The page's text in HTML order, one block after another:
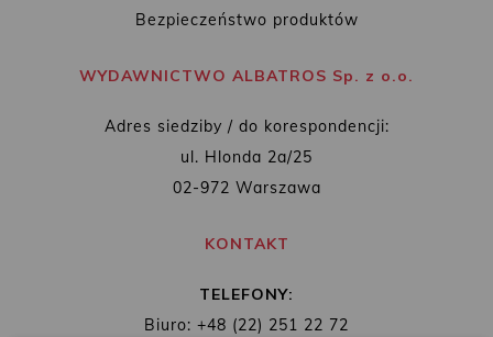
Bezpieczeństwo produktów
WYDAWNICTWO ALBATROS Sp. z o.o.
Adres siedziby / do korespondencji:
ul. Hlonda 2a/25
02-972 Warszawa
KONTAKT
TELEFONY:
Biuro: +48 (22) 251 22 72